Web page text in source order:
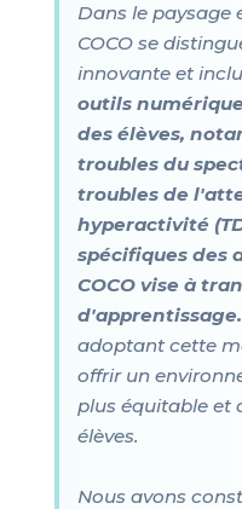
Dans le paysage
COCO se
innovante et
outils
des élèves,
troubles du
troubles de
hyperactivité
spécifiques des
COCO vise à
d'apprentissage.
adoptant cette
offrir un
plus équitable et
élèves.
Nous avons